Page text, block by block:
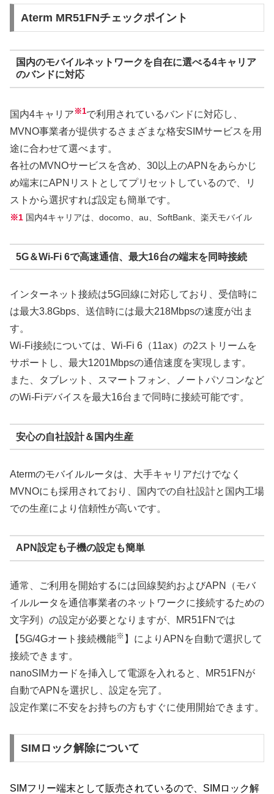
Aterm MR51FNチェックポイント
国内のモバイルネットワークを自在に選べる4キャリア
のバンドに対応
国内4キャリア ※1で利用されているバンドに対応し、
MVNO事業者が提供するさまざまな格安SIMサービスを用
途に合わせて選べます。
各社のMVNOサービスを含め、30以上のAPNをあらかじ
め端末にAPNリストとしてプリセットしているので、リ
ストから選択すれば設定も簡単です。
※1 国内4キャリアは、docomo、au、SoftBank、楽天モバイル
5G＆Wi-Fi 6で高速通信、最大16台の端末を同時接続
インターネット接続は5G回線に対応しており、受信時に
は最大3.8Gbps、送信時には最大218Mbpsの速度が出ま
す。
Wi-Fi接続については、Wi-Fi 6（11ax）の2ストリームを
サポートし、最大1201Mbpsの通信速度を実現します。
また、タブレット、スマートフォン、ノートパソコンなど
のWi-Fiデバイスを最大16台まで同時に接続可能です。
安心の自社設計＆国内生産
Atermのモバイルルータは、大手キャリアだけでなく
MVNOにも採用されており、国内での自社設計と国内工場
での生産により信頼性が高いです。
APN設定も子機の設定も簡単
通常、ご利用を開始するには回線契約およびAPN（モバ
イルルータを通信事業者のネットワークに接続するための
文字列）の設定が必要となりますが、MR51FNでは
【5G/4Gオート接続機能※ 】によりAPNを自動で選択して
接続できます。
nanoSIMカードを挿入して電源を入れると、MR51FNが
自動でAPNを選択し、設定を完了。
設定作業に不安をお持ちの方もすぐに使用開始できます。
SIMロック解除について
SIMフリー端末として販売されているので、SIMロック解